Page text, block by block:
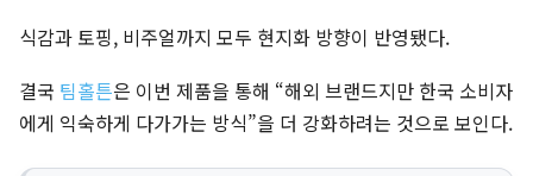
식감과 토핑, 비주얼까지 모두 현지화 방향이 반영됐다.
결국 팀홀튼은 이번 제품을 통해 “해외 브랜드지만 한국 소비자
에게 익숙하게 다가가는 방식”을 더 강화하려는 것으로 보인다.